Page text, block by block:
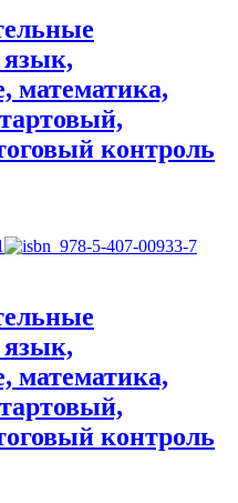
математика,
контроль
математика,
контроль